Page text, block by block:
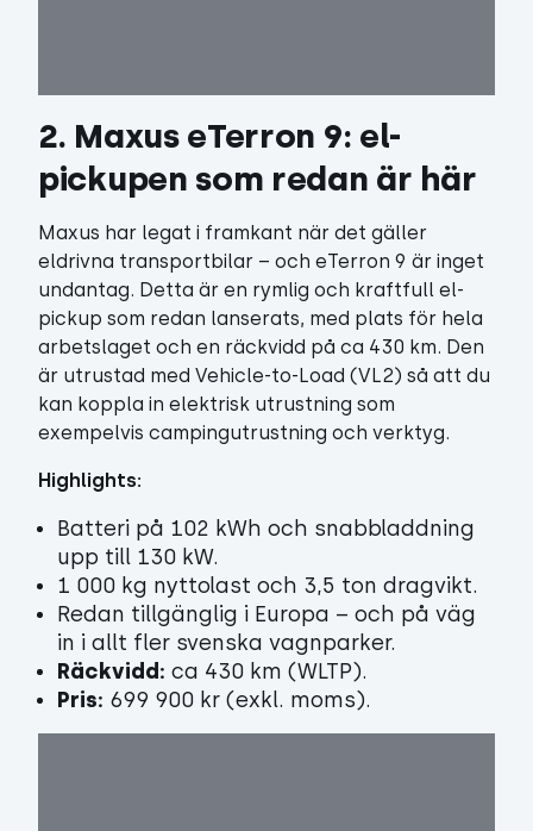
2. Maxus eTerron 9: el-
pickupen som redan är här
Maxus har legat i framkant när det gäller
eldrivna transportbilar – och eTerron 9 är inget
undantag. Detta är en rymlig och kraftfull el-
pickup som redan lanserats, med plats för hela
arbetslaget och en räckvidd på ca 430 km. Den
är utrustad med Vehicle-to-Load (VL2) så att du
kan koppla in elektrisk utrustning som
exempelvis campingutrustning och verktyg.
Highlights:
Batteri på 102 kWh och snabbladdning
upp till 130 kW.
1 000 kg nyttolast och 3,5 ton dragvikt.
Redan tillgänglig i Europa – och på väg
in i allt fler svenska vagnparker.
Räckvidd: ca 430 km (WLTP).
Pris: 699 900 kr (exkl. moms).